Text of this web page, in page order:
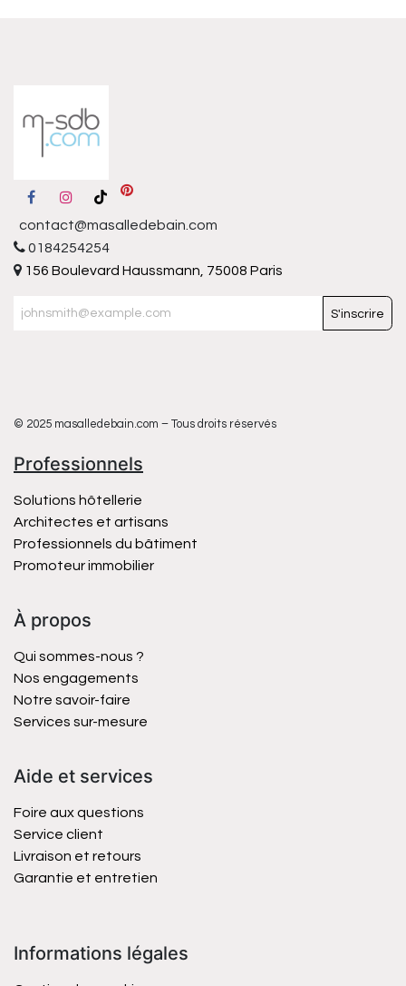
contact@masalledebain.com
0184254254
156 Boulevard Haussmann, 75008 Paris
S'inscrire
© 2025 masalledebain.com – Tous droits réservés
Professionnels
Solutions hôtellerie
Architectes et artisans
Professionnels du bâtiment
Promoteur immobilier
À propos
Qui sommes-nous ?
Nos engagements
Notre savoir-faire
Services sur-mesure
Aide et services
Foire aux questions
Service client
Livraison et retours
Garantie et entretien
Informations légales